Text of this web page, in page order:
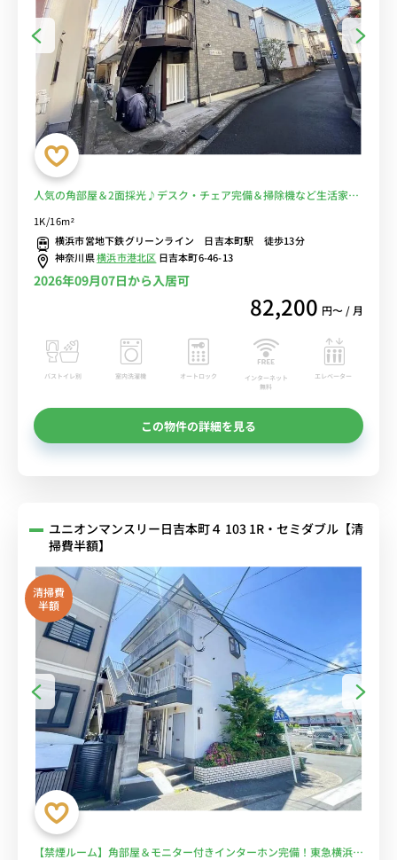
人気の角部屋＆2面採光♪デスク・チェア完備＆掃除機など生活家電
2分でアクセス■選べるWi-Fi格安レンタル中！
1K/16m²
横浜市営地下鉄グリーンライン 日吉本町駅 徒歩13分
神奈川県横浜市港北区 日吉本町6-46-13
2026年09月07日から入居可
82,200 円〜 / 月
バストイレ別 室内洗濯機 オートロック
インターネット
無料
エレベーター
この物件の詳細を見る
ユニオンマンスリー日吉本町４ 103 1R・セミダブル【清
掃費半額】
清掃費
半額
【禁煙ルーム】角部屋＆モニター付きインターホン完備！東急横浜